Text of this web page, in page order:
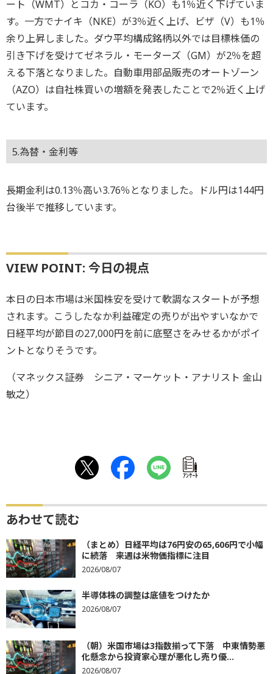
ート（WMT）とコカ・コーラ（KO）も1％近く下げていま
す。一方でナイキ（NKE）が3％近く上げ、ビザ（V）も1％
余り上昇しました。ダウ平均構成銘柄以外では目標株価の
引き下げを受けてゼネラル・モーターズ（GM）が2％を超
える下落となりました。自動車用部品販売のオートゾーン
（AZO）は自社株買いの増額を発表したことで2％近く上げ
ています。
5.為替・金利等
長期金利は0.13％高い3.76％となりました。ドル円は144円
台後半で推移しています。
VIEW POINT: 今日の視点
本日の日本市場は米国株安を受けて軟調なスタートが予想
されます。こうしたなか利益確定の売りが出やすいなかで
日経平均が節目の27,000円を前に底堅さをみせるかがポイ
ントとなりそうです。
（マネックス証券 シニア・マーケット・アナリスト 金山
敏之）
ｱﾝｹｰﾄ
あわせて読む
（まとめ）日経平均は76円安の65,606円で小幅
に続落 来週は米物価指標に注目
2026/08/07
半導体株の調整は底値をつけたか
2026/08/07
（朝）米国市場は3指数揃って下落 中東情勢悪
化懸念から投資家心理が悪化し売り優...
2026/08/07